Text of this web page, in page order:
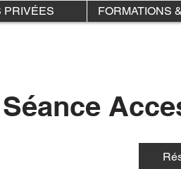
PRIVÉES FORMATIONS
Séance